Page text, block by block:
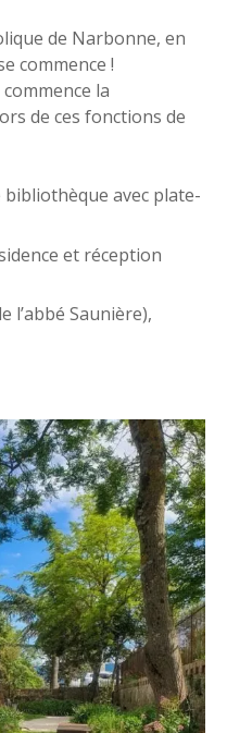
de Narbonne, en
commence !
la
de ces fonctions de
avec plate-
et réception
l’abbé Saunière),